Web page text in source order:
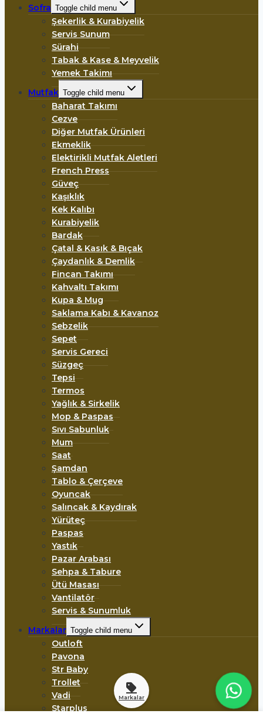
Markalar
Sofra Toggle child menu
Şekerlik & Kurabiyelik
Servis Sunum
Sürahi
Tabak & Kase & Meyvelik
Yemek Takimı
Mutfak Toggle child menu
Baharat Takımı
Cezve
Diğer Mutfak Ürünleri
Ekmeklik
Elektirikli Mutfak Aletleri
French Press
Güveç
Kaşıklık
Kek Kalıbı
Kurabiyelik
Bardak
Çatal & Kasık & Bıçak
Çaydanlık & Demlik
Fincan Takımı
Kahvaltı Takımı
Kupa & Mug
Saklama Kabı & Kavanoz
Sebzelik
Sepet
Servis Gereci
Süzgeç
Tepsi
Termos
Yağlık & Sirkelik
Mop & Paspas
Sıvı Sabunluk
Mum
Saat
Şamdan
Tablo & Çerçeve
Oyuncak
Salıncak & Kaydırak
Yürüteç
Paspas
Yastık
Pazar Arabası
Sehpa & Tabure
Ütü Masası
Vantilatör
Servis & Sunumluk
Markalar Toggle child menu
Outloft
Pavona
Str Baby
Trollet
Vadi
Starplus